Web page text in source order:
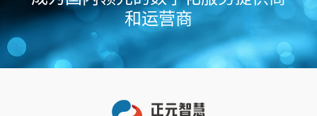
和运营商